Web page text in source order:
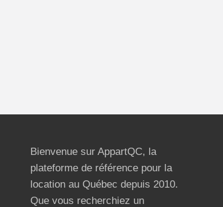
Bienvenue sur AppartQC, la
plateforme de référence pour la
location au Québec depuis 2010.
Que vous recherchiez un